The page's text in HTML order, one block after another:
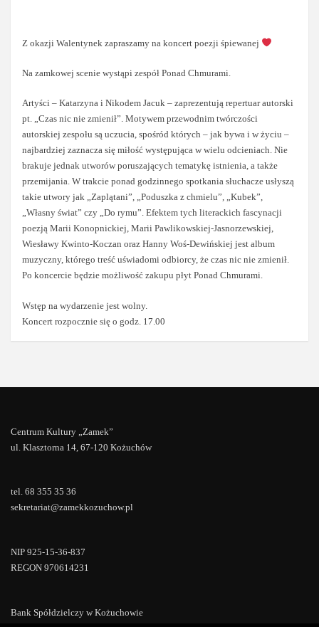
Z okazji Walentynek zapraszamy na koncert poezji śpiewanej
Na zamkowej scenie wystąpi zespół Ponad Chmurami.
Artyści – Katarzyna i Nikodem Jacuk – zaprezentują repertuar autorski
pt. „Czas nic nie zmienił”. Motywem przewodnim twórczości
autorskiej zespołu są uczucia, spośród których – jak bywa i w życiu –
najbardziej zaznacza się miłość występująca w wielu odcieniach. Nie
brakuje jednak utworów poruszających tematykę istnienia, a także
przemijania. W trakcie ponad godzinnego spotkania słuchacze usłyszą
takie utwory jak „Zaplątani”, „Poduszka z chmielu”, „Kubek”,
„Własny świat” czy „Do rymu”. Efektem tych literackich fascynacji
poezją Marii Konopnickiej, Marii Pawlikowskiej-Jasnorzewskiej,
Wiesławy Kwinto-Koczan oraz Hanny Woś-Dewińskiej jest album
muzyczny, którego treść uświadomi odbiorcy, że czas nic nie zmienił.
Po koncercie będzie możliwość zakupu płyt Ponad Chmurami.
Wstęp na wydarzenie jest wolny.
Koncert rozpocznie się o godz. 17.00
Centrum Kultury „Zamek”
ul. Klasztorna 14, 67-120 Kożuchów
tel. 68 355 35 36
sekretariat@zamekkozuchow.pl
NIP 925-15-36-837
REGON 970614231
Bank Spółdzielczy w Kożuchowie